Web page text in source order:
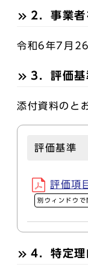
2．事業者
令和6年7月
3．評価基
添付資料のと
評価基準
評価項
別ウィンドウで
4．特定理